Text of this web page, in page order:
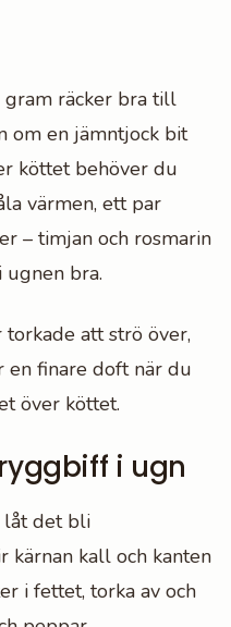
räcker bra till
om en jämntjock bit
köttet behöver du
värmen, ett par
– timjan och rosmarin
ugnen bra.
att strö över,
en finare doft när du
över köttet.
i ugn
låt det bli
kärnan kall och kanten
i fettet, torka av och